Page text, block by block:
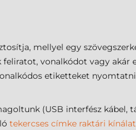
mellyel egy
vonalkódot vagy akár
etiketteket
(USB interfész kábel,
tekercses címke raktári